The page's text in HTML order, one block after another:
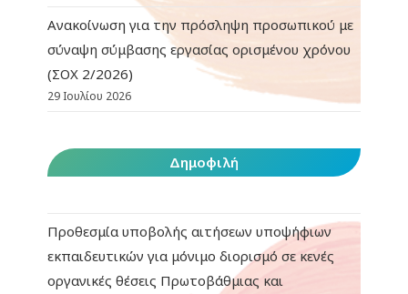
Ανακοίνωση για την πρόσληψη προσωπικού με
σύναψη σύμβασης εργασίας ορισμένου χρόνου
(ΣΟΧ 2/2026)
29 Ιουλίου 2026
Δημοφιλή
Προθεσμία υποβολής αιτήσεων υποψήφιων
εκπαιδευτικών για μόνιμο διορισμό σε κενές
οργανικές θέσεις Πρωτοβάθμιας και